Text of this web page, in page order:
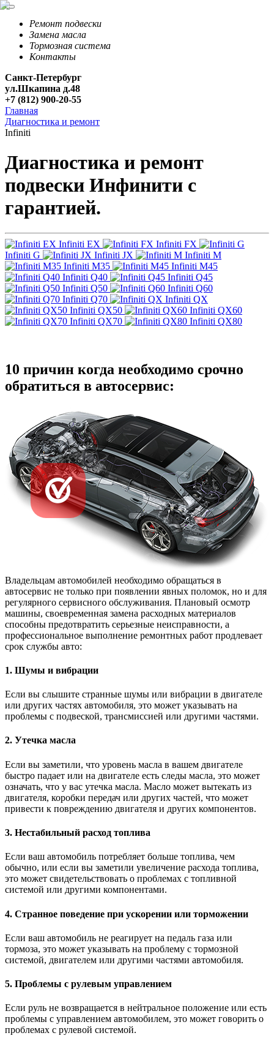
Ремонт подвески
Замена масла
Тормозная система
Контакты
Санкт-Петербург
ул.Шкапина д.48
+7 (812) 900-20-55
Главная
Диагностика и ремонт
Infiniti
Диагностика и ремонт
подвески Инфинити с
гарантией.
Infiniti EX
Infiniti FX
Infiniti G
Infiniti JX
Infiniti M
Infiniti M35
Infiniti M45
Infiniti Q40
Infiniti Q45
Infiniti Q50
Infiniti Q60
Infiniti Q70
Infiniti QX
Infiniti QX50
Infiniti QX60
Infiniti QX70
Infiniti QX80
10 причин когда необходимо срочно
обратиться в автосервис:
Владельцам автомобилей необходимо обращаться в
автосервис не только при появлении явных поломок, но и для
регулярного сервисного обслуживания. Плановый осмотр
машины, своевременная замена расходных материалов
способны предотвратить серьезные неисправности, а
профессиональное выполнение ремонтных работ продлевает
срок службы авто:
1. Шумы и вибрации
Если вы слышите странные шумы или вибрации в двигателе
или других частях автомобиля, это может указывать на
проблемы с подвеской, трансмиссией или другими частями.
2. Утечка масла
Если вы заметили, что уровень масла в вашем двигателе
быстро падает или на двигателе есть следы масла, это может
означать, что у вас утечка масла. Масло может вытекать из
двигателя, коробки передач или других частей, что может
привести к повреждению двигателя и других компонентов.
3. Нестабильный расход топлива
Если ваш автомобиль потребляет больше топлива, чем
обычно, или если вы заметили увеличение расхода топлива,
это может свидетельствовать о проблемах с топливной
системой или другими компонентами.
4. Странное поведение при ускорении или торможении
Если ваш автомобиль не реагирует на педаль газа или
тормоза, это может указывать на проблему с тормозной
системой, двигателем или другими частями автомобиля.
5. Проблемы с рулевым управлением
Если руль не возвращается в нейтральное положение или есть
проблемы с управлением автомобилем, это может говорить о
проблемах с рулевой системой.